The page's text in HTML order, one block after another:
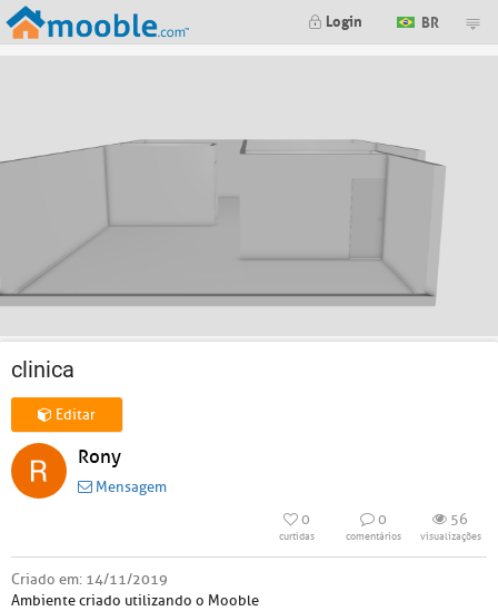
Login BR
clinica
Editar
Rony
Mensagem
0
curtidas
0
comentários
56
visualizações
Criado em: 14/11/2019
Ambiente criado utilizando o Mooble